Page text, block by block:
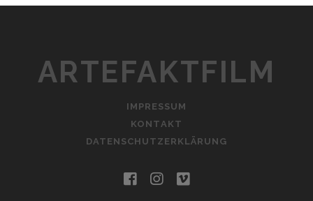
ARTEFAKTFILM
IMPRESSUM
KONTAKT
DATENSCHUTZERKLÄRUNG
facebookinstagram
vimeo